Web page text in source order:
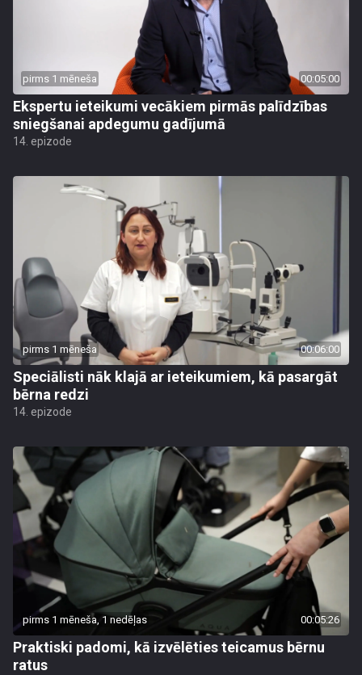
pirms 1 mēneša 00:05:00
Ekspertu ieteikumi vecākiem pirmās palīdzības
sniegšanai apdegumu gadījumā
14. epizode
pirms 1 mēneša 00:06:00
Speciālisti nāk klajā ar ieteikumiem, kā pasargāt
bērna redzi
14. epizode
pirms 1 mēneša, 1 nedēļas 00:05:26
Praktiski padomi, kā izvēlēties teicamus bērnu
ratus